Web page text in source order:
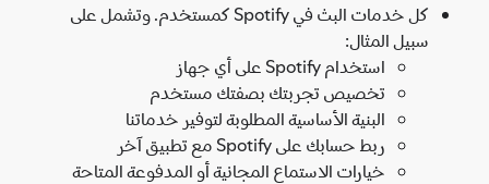
كل خدمات البث في Spotify كمستخدم. وتشمل على
سبيل المثال:
استخدام Spotify على أي جهاز
تخصيص تجربتك بصفتك مستخدم
البنية الأساسية المطلوبة لتوفير خدماتنا
ربط حسابك على Spotify مع تطبيق آخر
خيارات الاستماع المجانية أو المدفوعة المتاحة